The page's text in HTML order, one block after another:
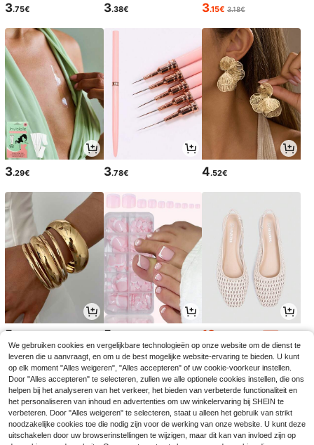
3.75€ 3.38€ 3.15€ 3.18€
3.29€ 3.78€ 4.52€
5 5 18
We gebruiken cookies en vergelijkbare technologieën op onze website om de dienst te
leveren die u aanvraagt, en om u de best mogelijke website-ervaring te bieden. U kunt
op elk moment "Alles weigeren", "Alles accepteren" of uw cookie-voorkeur instellen.
Door "Alles accepteren" te selecteren, zullen we alle optionele cookies instellen, die ons
helpen bij het analyseren van het verkeer, het bieden van verbeterde functionaliteit en
het personaliseren van inhoud en advertenties om uw winkelervaring bij SHEIN te
verbeteren. Door "Alles weigeren" te selecteren, staat u alleen het gebruik van strikt
noodzakelijke cookies toe die nodig zijn voor de werking van onze website. U kunt deze
uitschakelen door uw browserinstellingen te wijzigen, maar dit kan van invloed zijn op